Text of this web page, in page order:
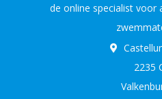
de online specialist voor
2235